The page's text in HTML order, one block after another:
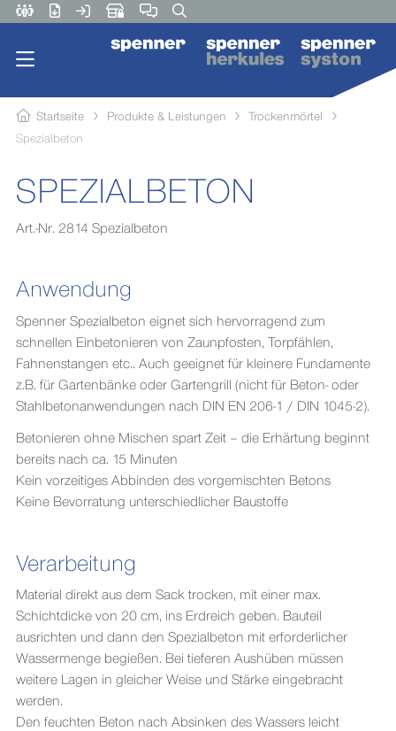
Startseite Produkte & Leistungen
Trockenmörtel
Spezialbeton
SPEZIALBETON
Art.-Nr. 2814 Spezialbeton
Anwendung
Spenner Spezialbeton eignet sich hervorragend zum
schnellen Einbetonieren von Zaunpfosten, Torpfählen,
Fahnenstangen etc.. Auch geeignet für kleinere Fundamente
z.B. für Gartenbänke oder Gartengrill (nicht für Beton- oder
Stahlbetonanwendungen nach DIN EN 206-1 / DIN 1045-2).
Betonieren ohne Mischen spart Zeit – die Erhärtung beginnt
bereits nach ca. 15 Minuten
Kein vorzeitiges Abbinden des vorgemischten Betons
Keine Bevorratung unterschiedlicher Baustoffe
Verarbeitung
Material direkt aus dem Sack trocken, mit einer max.
Schichtdicke von 20 cm, ins Erdreich geben. Bauteil
ausrichten und dann den Spezialbeton mit erforderlicher
Wassermenge begießen. Bei tieferen Aushüben müssen
weitere Lagen in gleicher Weise und Stärke eingebracht
werden.
Den feuchten Beton nach Absinken des Wassers leicht